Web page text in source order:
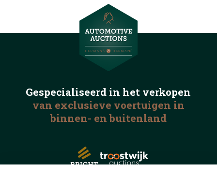
Gespecialiseerd in het verkopen
van exclusieve voertuigen in
binnen- en buitenland